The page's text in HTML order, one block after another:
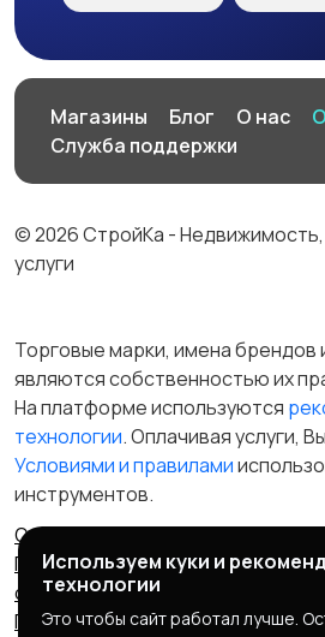
Магазины Блог О нас
Служба поддержки
© 2026 СтройКа -
услуги
Торговые марки, имена брендов
являются собственностью их
На платформе используются
технологии. Оплачивая услуги,
Условиями и правилами
инструментов.
Отказ от ответственности
Политика конфиденциальности
соглашение
Запрещенные
Правообладателям
Используем куки и
технологии
Это чтобы сайт работал лучше.